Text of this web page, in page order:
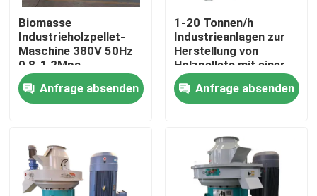
Zu Hause
Produkte
Über uns
Biomasse
Industrieholzpellet-
Maschine 380V 50Hz
0,8-1,2Mpa
Anfrage absenden
1-20 Tonnen/h
Industrieanlagen zur
Herstellung von
Holzpellets mit einer
Kapazität von 3,5 bis
4,5 Tonnen
Anfrage absenden